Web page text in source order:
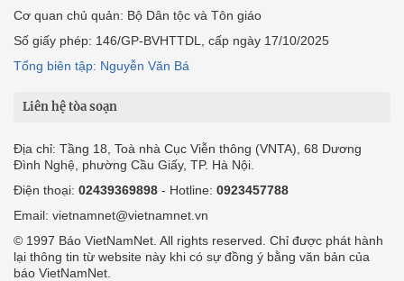
Cơ quan chủ quản: Bộ Dân tộc và Tôn giáo
Số giấy phép: 146/GP-BVHTTDL, cấp ngày 17/10/2025
Tổng biên tập: Nguyễn Văn Bá
Liên hệ tòa soạn
Địa chỉ: Tầng 18, Toà nhà Cục Viễn thông (VNTA), 68 Dương
Đình Nghệ, phường Cầu Giấy, TP. Hà Nội.
Điện thoại: 02439369898 - Hotline: 0923457788
Email: vietnamnet@vietnamnet.vn
© 1997 Báo VietNamNet. All rights reserved. Chỉ được phát hành
lại thông tin từ website này khi có sự đồng ý bằng văn bản của
báo VietNamNet.